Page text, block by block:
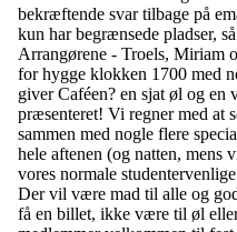
bekræftende svar tilbage på
kun har begrænsede pladser,
Arrangørene - Troels, Miriam
for hygge klokken 1700 med
giver Caféen? en sjat øl og
præsenteret! Vi regner med at
sammen med nogle flere
hele aftenen (og natten, mens
vores normale
Der vil være mad til alle og
få en billet, ikke være til øl